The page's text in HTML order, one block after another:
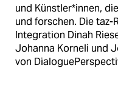
und Künst­ler*innen,
und forschen. Die
Integration Dinah
Johanna Korneli und
von